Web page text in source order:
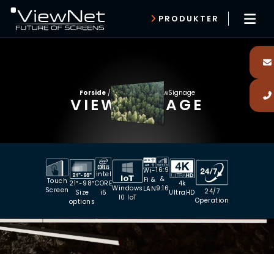
PRODUKTER
Forside/ViewShop/ViewSignage
VIEWSIGNAGE
Touch
Screen
21″-98″
Size
options
intel
CORE
i5
Windows
10 IoT
Wi-
Fi &
LAN
16:9
&
9:16
4k
UltraHD
24/7
Operation